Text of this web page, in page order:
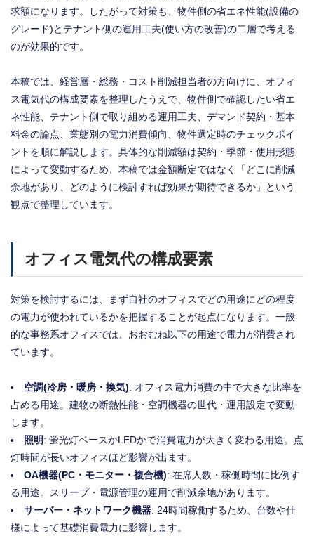
求額になります。したがって対策も、物件側の省エネ性能(設備の
グレード)とテナント側の運用工夫(使い方の改善)の二層で考える
のが効果的です。
本稿では、経営層・総務・コスト削減担当者の方向けに、オフィ
ス電気代の構成要素を整理したうえで、物件側で確認したい省エ
ネ性能、テナント側で取り組める運用工夫、デマンド契約・基本
料金の論点、業態別の電力消費傾向、物件選定時のチェックポイ
ントを順に解説します。具体的な削減額は契約・季節・使用形態
によって変動するため、本稿では金額断定ではなく「どこに削減
余地があり、どのように検討すれば効果が期待できるか」という
観点で整理しています。
オフィス電気代の構成要素
対策を検討するには、まず自社のオフィスでどの用途にどの程度
の電力が使われているかを把握することが起点になります。一般
的な事務系オフィスでは、おおむね以下の用途で電力が消費され
ています。
空調(冷房・暖房・換気): オフィス電力消費の中で大きな比率を
占める用途。建物の断熱性能・空調機器の世代・運用設定で変動
します。
照明: 蛍光灯ベースかLEDかで消費電力が大きく変わる用途。点
灯時間が長いオフィスほど影響が出ます。
OA機器(PC・モニター・複合機): 在席人数・稼働時間に比例す
る用途。スリープ・電源管理の運用で削減余地があります。
サーバー・ネットワーク機器: 24時間稼働するため、台数や仕
様によって基礎消費電力に影響します。